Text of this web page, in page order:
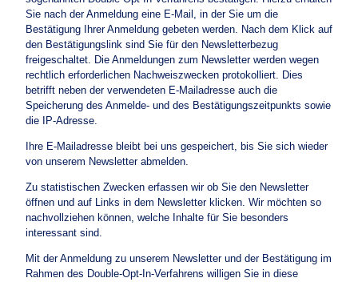
Sie nach der Anmeldung eine E-Mail, in der Sie um die
Bestätigung Ihrer Anmeldung gebeten werden. Nach dem Klick auf
den Bestätigungslink sind Sie für den Newsletterbezug
freigeschaltet. Die Anmeldungen zum Newsletter werden wegen
rechtlich erforderlichen Nachweiszwecken protokolliert. Dies
betrifft neben der verwendeten E-Mailadresse auch die
Speicherung des Anmelde- und des Bestätigungszeitpunkts sowie
die IP-Adresse.
Ihre E-Mailadresse bleibt bei uns gespeichert, bis Sie sich wieder
von unserem Newsletter abmelden.
Zu statistischen Zwecken erfassen wir ob Sie den Newsletter
öffnen und auf Links in dem Newsletter klicken. Wir möchten so
nachvollziehen können, welche Inhalte für Sie besonders
interessant sind.
Mit der Anmeldung zu unserem Newsletter und der Bestätigung im
Rahmen des Double-Opt-In-Verfahrens willigen Sie in diese